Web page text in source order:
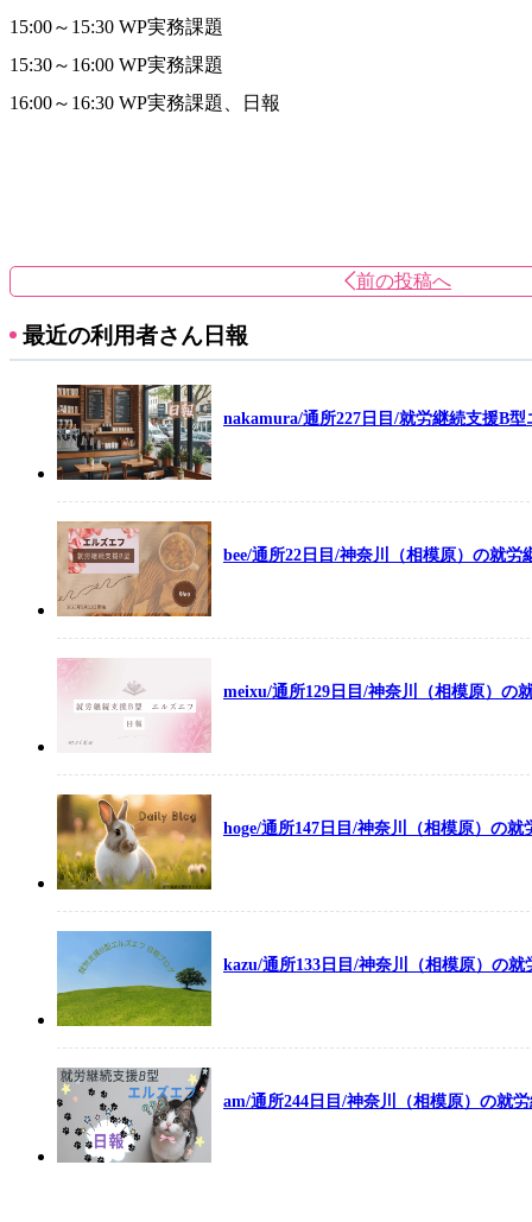
15:00～15:30 WP実務課題
15:30～16:00 WP実務課題
16:00～16:30 WP実務課題、日報
前の投稿へ
最近の利用者さん日報
nakamura/通所227日目/就労継続支援B型
bee/通所22日目/神奈川（相模原）の就労
meixu/通所129日目/神奈川（相模原）の
hoge/通所147日目/神奈川（相模原）の
kazu/通所133日目/神奈川（相模原）の
am/通所244日目/神奈川（相模原）の就